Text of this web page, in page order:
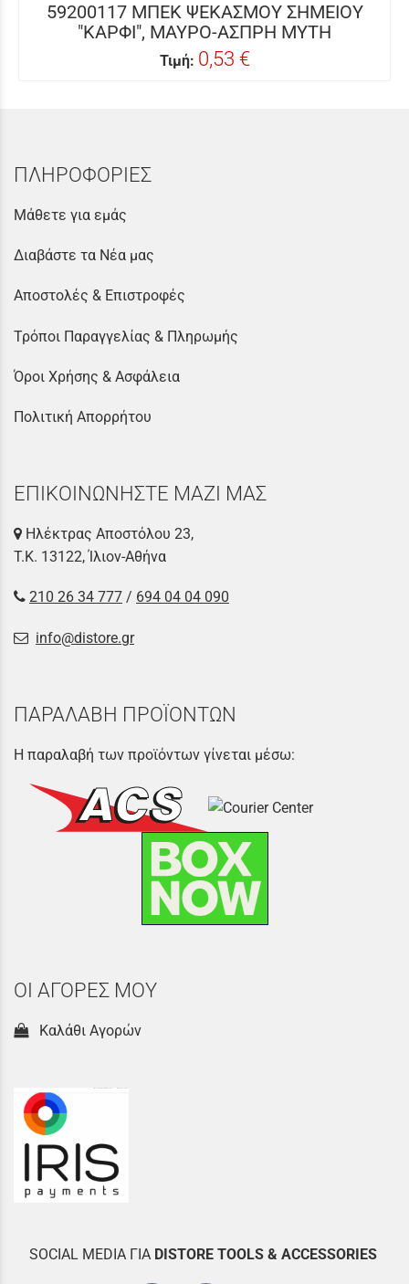
59200117 ΜΠΕΚ ΨΕΚΑΣΜΟΥ ΣΗΜΕΙΟΥ
"ΚΑΡΦΙ", ΜΑΥΡΟ-ΑΣΠΡΗ ΜΥΤΗ
Τιμή: 0,53 €
ΠΛΗΡΟΦΟΡΙΕΣ
Μάθετε για εμάς
Διαβάστε τα Νέα μας
Αποστολές & Επιστροφές
Τρόποι Παραγγελίας & Πληρωμής
Όροι Χρήσης & Ασφάλεια
Πολιτική Απορρήτου
ΕΠΙΚΟΙΝΩΝΗΣΤΕ ΜΑΖΙ ΜΑΣ
Ηλέκτρας Αποστόλου 23,
Τ.Κ. 13122, Ίλιον-Αθήνα
210 26 34 777 / 694 04 04 090
info@distore.gr
ΠΑΡΑΛΑΒΗ ΠΡΟΪΟΝΤΩΝ
Η παραλαβή των προϊόντων γίνεται μέσω:
ΟΙ ΑΓΟΡΕΣ ΜΟΥ
Καλάθι Αγορών
SOCIAL MEDIA ΓΙΑ DISTORE TOOLS & ACCESSORIES